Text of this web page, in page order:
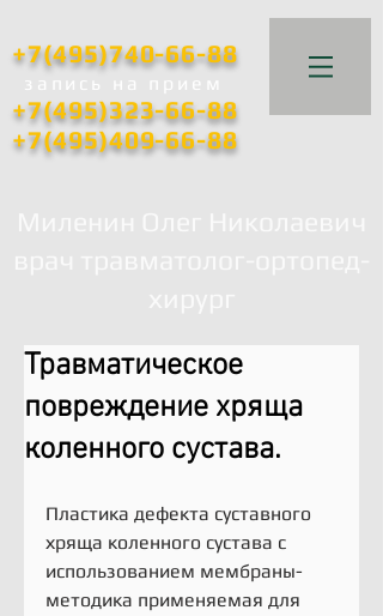
+7(495)740-66-88
запись на прием
+7(495)323-66-88
+7(495)409-66-88
Травматическое
повреждение хряща
коленного сустава.
Пластика дефекта суставного
хряща коленного сустава с
использованием мембраны-
методика применяемая для